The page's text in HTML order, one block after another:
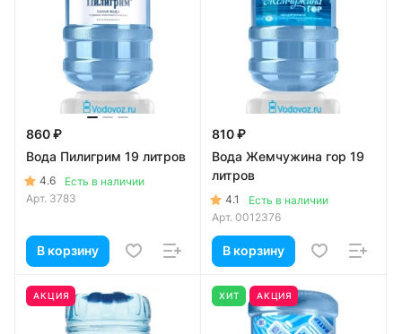
860 ₽
Вода Пилигрим 19 литров
4.6
Есть в наличии
Арт. 3783
В корзину
810 ₽
Вода Жемчужина гор 19
литров
4.1
Есть в наличии
Арт. 0012376
В корзину
АКЦИЯ ХИТ АКЦИЯ